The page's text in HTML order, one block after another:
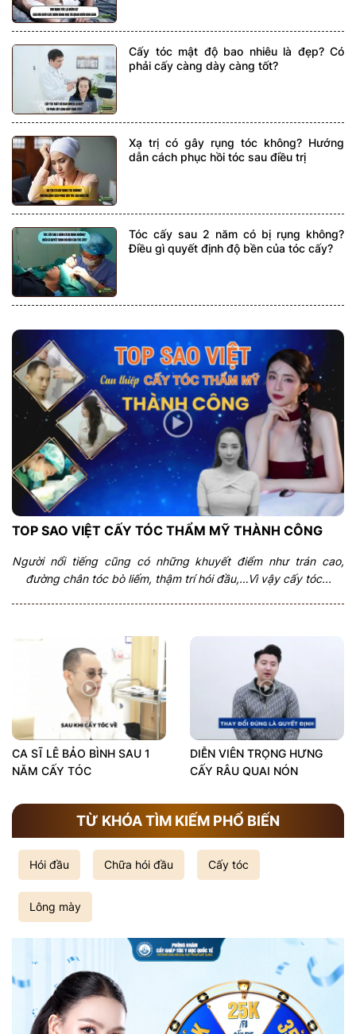
Cấy tóc mật độ bao nhiêu là đẹp? Có
phải cấy càng dày càng tốt?
Xạ trị có gây rụng tóc không? Hướng
dẫn cách phục hồi tóc sau điều trị
Tóc cấy sau 2 năm có bị rụng không?
Điều gì quyết định độ bền của tóc cấy?
TOP SAO VIỆT CẤY TÓC THẨM MỸ THÀNH CÔNG
Người nổi tiếng cũng có những khuyết điểm như trán cao,
đường chân tóc bò liếm, thậm trí hói đầu,…Vì vậy cấy tóc...
CA SĨ LÊ BẢO BÌNH SAU 1
NĂM CẤY TÓC
DIỄN VIÊN TRỌNG HƯNG
CẤY RÂU QUAI NÓN
TỪ KHÓA TÌM KIẾM PHỔ BIẾN
Hói đầu Chữa hói đầu Cấy tóc
Lông mày